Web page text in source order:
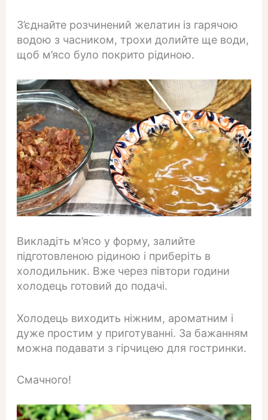
З’єднайте розчинений желатин із гарячою
водою з часником, трохи долийте ще води,
щоб м’ясо було покрито рідиною.
Викладіть м’ясо у форму, залийте
підготовленою рідиною і приберіть в
холодильник. Вже через півтори години
холодець готовий до подачі.
Холодець виходить ніжним, ароматним і
дуже простим у приготуванні. За бажанням
можна подавати з гірчицею для гостринки.
Смачного!